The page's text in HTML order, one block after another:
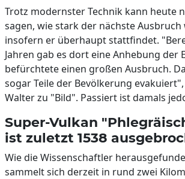
Trotz modernster Technik kann heute
sagen, wie stark der nächste
insofern er überhaupt stattfindet.
Jahren gab es dort eine Anhebung der
befürchtete einen großen Ausbruch.
sogar Teile der Bevölkerung
Walter zu "Bild". Passiert ist damals
Super-Vulkan
ist zuletzt 1538
Wie die Wissenschaftler
sammelt sich derzeit in rund zwei